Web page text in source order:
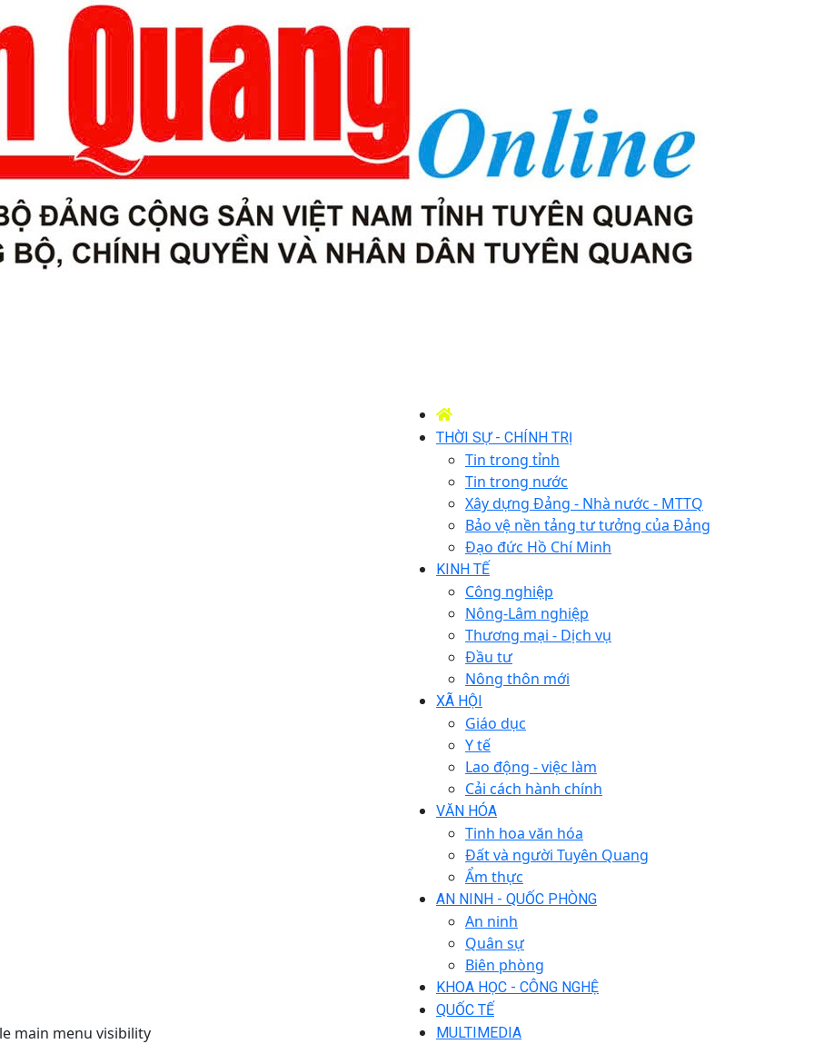
main menu visibility
THỜI SỰ - CHÍNH TRỊ
Tin trong tỉnh
Tin trong nước
Xây dựng Đảng - Nhà nước - MTTQ
Bảo vệ nền tảng tư tưởng của Đảng
Đạo đức Hồ Chí Minh
KINH TẾ
Công nghiệp
Nông-Lâm nghiệp
Thương mại - Dịch vụ
Đầu tư
Nông thôn mới
XÃ HỘI
Giáo dục
Y tế
Lao động - việc làm
Cải cách hành chính
VĂN HÓA
Tinh hoa văn hóa
Đất và người Tuyên Quang
Ẩm thực
AN NINH - QUỐC PHÒNG
An ninh
Quân sự
Biên phòng
KHOA HỌC - CÔNG NGHỆ
QUỐC TẾ
MULTIMEDIA